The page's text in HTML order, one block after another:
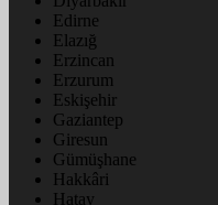
Edirne
Elazığ
Erzincan
Erzurum
Eskişehir
Gaziantep
Giresun
Gümüşhane
Hakkâri
Hatay